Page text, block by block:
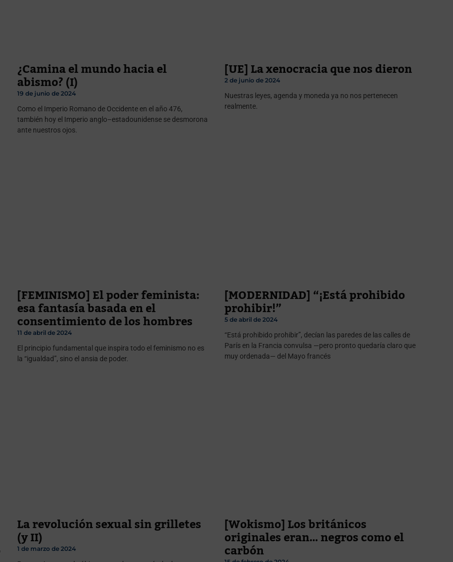
¿Camina el mundo hacia el
abismo? (I)
19 de junio de 2024
Como el Imperio Romano de Occidente en el año 476,
también hoy el Imperio anglo–estadounidense se desmorona
ante nuestros ojos.
[UE] La xenocracia que nos dieron
2 de junio de 2024
Nuestras leyes, agenda y moneda ya no nos pertenecen
realmente.
[FEMINISMO] El poder feminista:
esa fantasía basada en el
consentimiento de los hombres
11 de abril de 2024
El principio fundamental que inspira todo el feminismo no es
la “igualdad”, sino el ansia de poder.
[MODERNIDAD] “¡Está prohibido
prohibir!”
5 de abril de 2024
“Está prohibido prohibir”, decían las paredes de las calles de
París en la Francia convulsa —pero pronto quedaría claro que
muy ordenada— del Mayo francés
La revolución sexual sin grilletes
(y II)
1 de marzo de 2024
[Wokismo] Los británicos
originales eran… negros como el
carbón